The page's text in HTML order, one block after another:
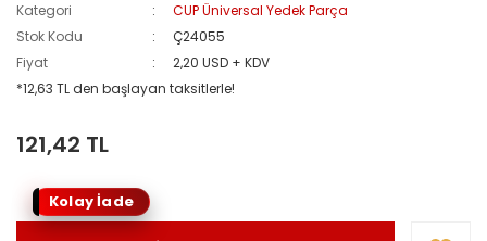
Kategori
CUP Üniversal Yedek Parça
Stok Kodu
Ç24055
Fiyat
2,20 USD + KDV
*12,63 TL den başlayan taksitlerle!
121,42 TL
Kolay İade